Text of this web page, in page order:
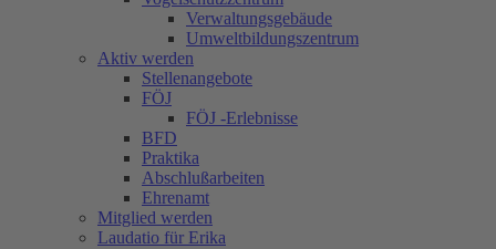
Verwaltungsgebäude
Umweltbildungszentrum
Aktiv werden
Stellenangebote
FÖJ
FÖJ -Erlebnisse
BFD
Praktika
Abschlußarbeiten
Ehrenamt
Mitglied werden
Laudatio für Erika